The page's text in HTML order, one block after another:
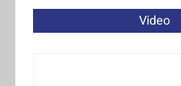
Video